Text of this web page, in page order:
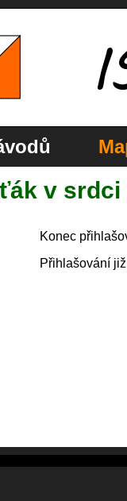
v
Konec
Přihlašování